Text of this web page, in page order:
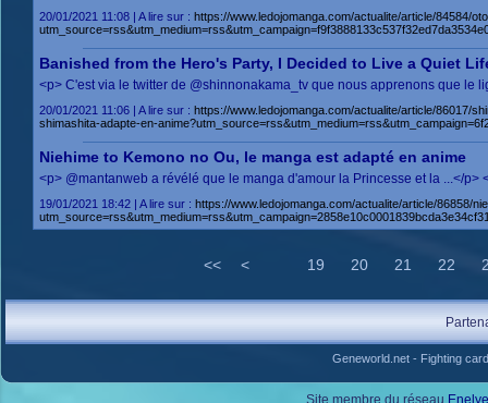
20/01/2021 11:08 | A lire sur : https://www.ledojomanga.com/actualite/article/84584/
Banished from the Hero's Party, I Decided to Live a Quiet
<p> C'est via le twitter de @shinnonakama_tv que nous apprenons que le
20/01/2021 11:06 | A lire sur : https://www.ledojomanga.com/actualite/article/86017/
shimashita-adapte-en-
Niehime to Kemono no Ou, le manga est adapté en anime
<p> @mantanweb a révélé que le manga d'amour la Princesse et la ...</
19/01/2021 18:42 | A lire sur : https://www.ledojomanga.com/actualite/article/86858/
<< < 19 20 21 22
Geneworld.net- Fighting
Site membre du réseau Enelye